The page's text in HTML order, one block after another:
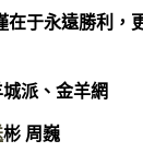
在于永遠勝利，
派、金羊網
彬 周巍